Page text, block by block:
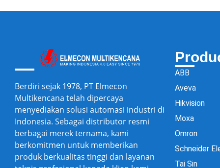
Berdiri sejak 1978, PT Elmecon
Multikencana telah dipercaya
menyediakan solusi automasi industri di
Indonesia. Sebagai distributor resmi
berbagai merek ternama, kami
berkomitmen untuk memberikan
produk berkualitas tinggi dan layanan
ABB
Aveva
Hikvision
Moxa
Omron
Schneider
Tai Sin